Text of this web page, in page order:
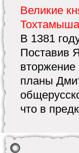
Великие
В 1381
Поставив
планы
что в